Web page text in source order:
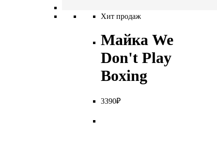
Хит продаж
Майка We
Don't Play
Boxing
3390₽